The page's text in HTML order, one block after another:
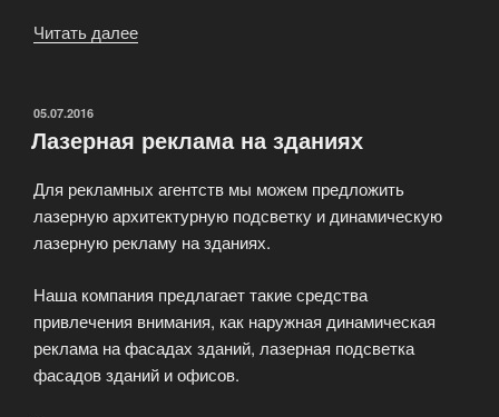
Читать далее
ОПУБЛИКОВАНО
05.07.2016
Лазерная реклама на зданиях
Для рекламных агентств мы можем предложить
лазерную архитектурную подсветку и динамическую
лазерную рекламу на зданиях.
Наша компания предлагает такие средства
привлечения внимания, как наружная динамическая
реклама на фасадах зданий, лазерная подсветка
фасадов зданий и офисов.